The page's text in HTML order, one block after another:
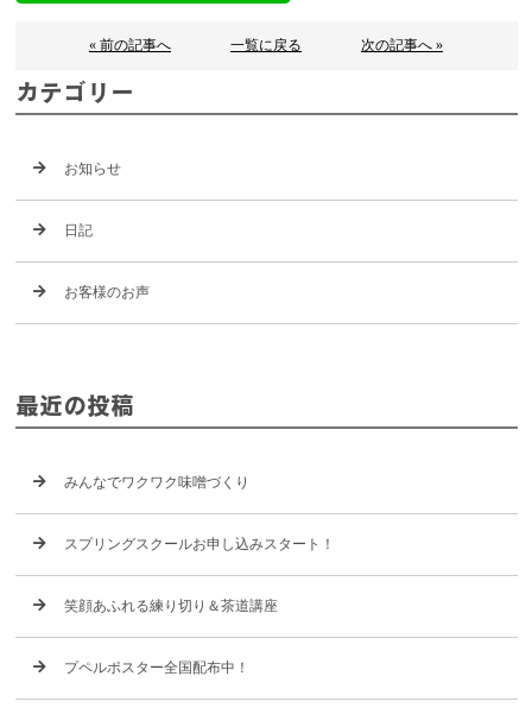
« 前の記事へ 一覧に戻る 次の記事へ »
カテゴリー
お知らせ
日記
お客様のお声
最近の投稿
みんなでワクワク味噌づくり
スプリングスクールお申し込みスタート！
笑顔あふれる練り切り＆茶道講座
プペルポスター全国配布中！